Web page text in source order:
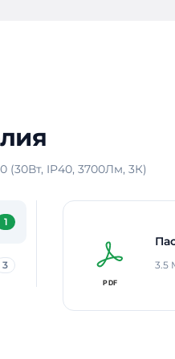
(30Вт, IP40, 3700Лм, 3К)
1
3 3.5